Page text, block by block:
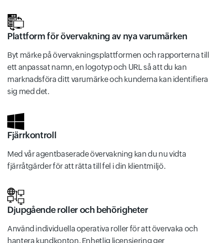
Plattform för övervakning av nya varumärken
Byt märke på övervakningsplattformen och rapporterna till
ett anpassat namn, en logotyp och URL så att du kan
marknadsföra ditt varumärke och kunderna kan identifiera
sig med det.
Fjärrkontroll
Med vår agentbaserade övervakning kan du nu vidta
fjärråtgärder för att rätta till fel i din klientmiljö.
Djupgående roller och behörigheter
Använd individuella operativa roller för att övervaka och
hantera kundkonton. Enhetlig licensiering ger